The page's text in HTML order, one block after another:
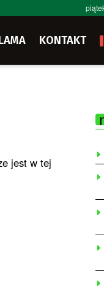
KONTAKT
jest w tej